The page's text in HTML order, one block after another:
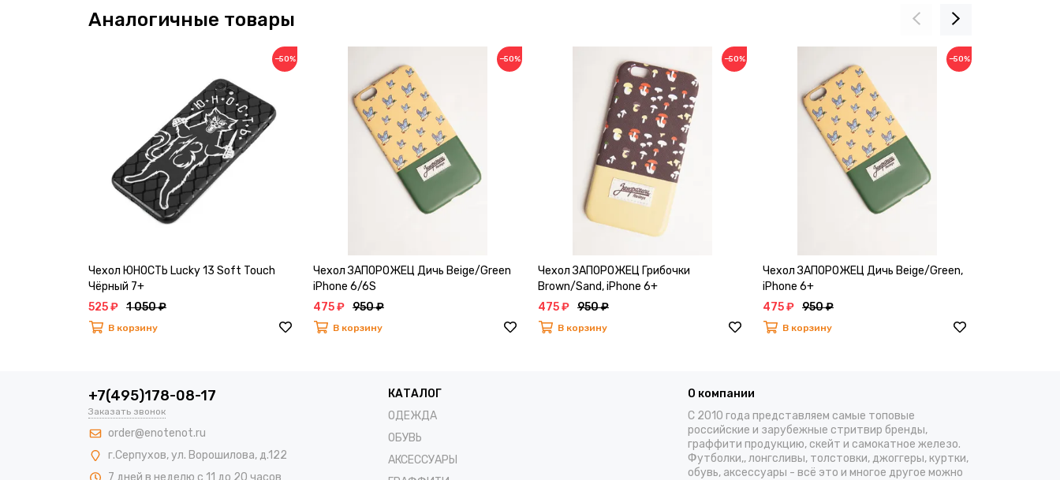
Аналогичные товары
−50%
Чехол ЮНОСТЬ Lucky 13 Soft Touch
Чёрный 7+
525 ₽ 1 050 ₽
В корзину
−50%
Чехол ЗАПОРОЖЕЦ Дичь Beige/Green
iPhone 6/6S
475 ₽ 950 ₽
В корзину
−50%
Чехол ЗАПОРОЖЕЦ Грибочки
Brown/Sand, iPhone 6+
475 ₽ 950 ₽
В корзину
−50%
Чехол ЗАПОРОЖЕЦ Дичь Beige/Green,
iPhone 6+
475 ₽ 950 ₽
В корзину
+7(495)178-08-17
Заказать звонок
order@enotenot.ru
г.Серпухов, ул. Ворошилова, д.122
7 дней в неделю с 11 до 20 часов
КАТАЛОГ
ОДЕЖДА
ОБУВЬ
АКСЕССУАРЫ
О компании
С 2010 года представляем самые топовые
российские и зарубежные стритвир бренды,
граффити продукцию, скейт и самокатное железо.
Футболки,, лонгсливы, толстовки, джоггеры, куртки,
обувь, аксессуары - всё это и многое другое можно